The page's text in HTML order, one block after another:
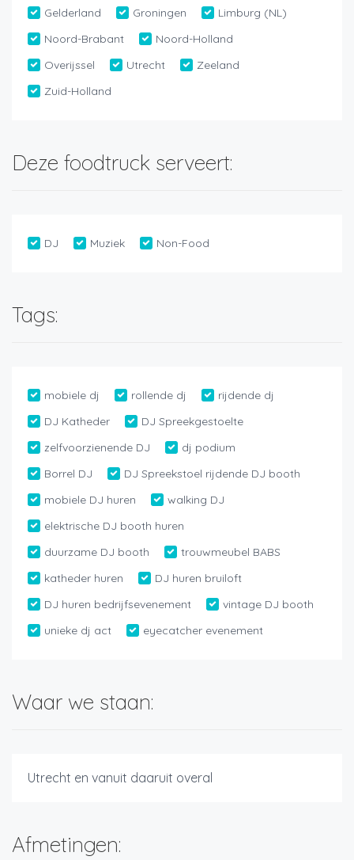
Gelderland Groningen
Limburg (NL)
Noord-Brabant
Noord-Holland
Overijssel
Utrecht
Zeeland
Zuid-Holland
Deze foodtruck serveert:
DJ Muziek Non-Food
Tags:
mobiele dj rollende dj
rijdende dj
DJ Katheder
DJ Spreekgestoelte
zelfvoorzienende DJ
dj podium
Borrel DJ
DJ Spreekstoel rijdende DJ booth
mobiele DJ huren
walking DJ
elektrische DJ booth huren
duurzame DJ booth
trouwmeubel BABS
katheder huren
DJ huren bruiloft
DJ huren bedrijfsevenement
vintage DJ booth
unieke dj act
eyecatcher evenement
Waar we staan:
Utrecht en vanuit daaruit overal
Afmetingen: